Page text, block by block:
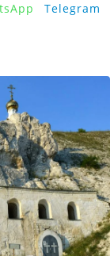
Telegram